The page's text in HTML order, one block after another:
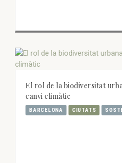
El rol de la biodiversitat
canvi climàtic
BARCELONA CIUTATS